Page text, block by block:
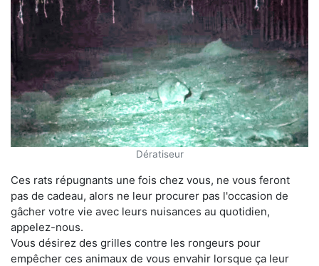
Dératiseur
Ces rats répugnants une fois chez vous, ne vous feront
pas de cadeau, alors ne leur procurer pas l'occasion de
gâcher votre vie avec leurs nuisances au quotidien,
appelez-nous.
Vous désirez des grilles contre les rongeurs pour
empêcher ces animaux de vous envahir lorsque ça leur